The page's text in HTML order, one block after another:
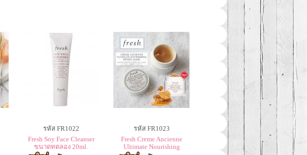
รหัส FR1022
Fresh Soy Face Cleanser
ขนาดทดลอง 20ml.
รหัส FR1023
Fresh Creme Ancienne
Ultimate Nourishing